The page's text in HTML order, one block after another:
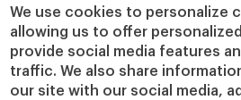
We use cookies to personalize
allowing us to offer
provide social media features
traffic. We also share
our site with our social media,
Jobs